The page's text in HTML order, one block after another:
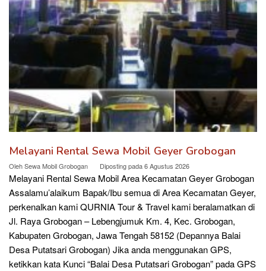
Melayani Rental Sewa Mobil Geyer Grobogan
OlehSewa Mobil Grobogan Diposting pada6 Agustus 2026
Melayani Rental Sewa Mobil Area Kecamatan Geyer Grobogan
Assalamu’alaikum Bapak/Ibu semua di Area Kecamatan Geyer,
perkenalkan kami QURNIA Tour & Travel kami beralamatkan di
Jl. Raya Grobogan – Lebengjumuk Km. 4, Kec. Grobogan,
Kabupaten Grobogan, Jawa Tengah 58152 (Depannya Balai
Desa Putatsari Grobogan) Jika anda menggunakan GPS,
ketikkan kata Kunci “Balai Desa Putatsari Grobogan” pada GPS